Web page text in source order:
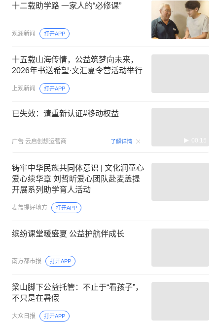
十二载助学路 一家人的“必修课”
观澜新闻 打开APP
十五载山海传情，公益筑梦向未来，
2026年书送希望·文汇夏令营活动举行
上观新闻 打开APP
已失效：请重新认证#移动权益
广告 云启创想运营商 了解详情 00:15
铸牢中华民族共同体意识 | 文化润童心
爱心续华章 刘哲昕爱心团队赴麦盖提
开展系列助学育人活动
麦盖提好地方 打开APP
缤纷课堂暖盛夏 公益护航伴成长
南方都市报 打开APP
梁山脚下公益托管：不止于“看孩子”，
不只是在暑假
大众日报 打开APP